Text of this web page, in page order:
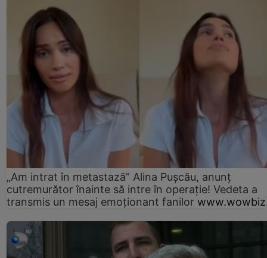
„Am intrat în metastază” Alina Pușcău, anunț
cutremurător înainte să intre în operație! Vedeta a
transmis un mesaj emoționant fanilor